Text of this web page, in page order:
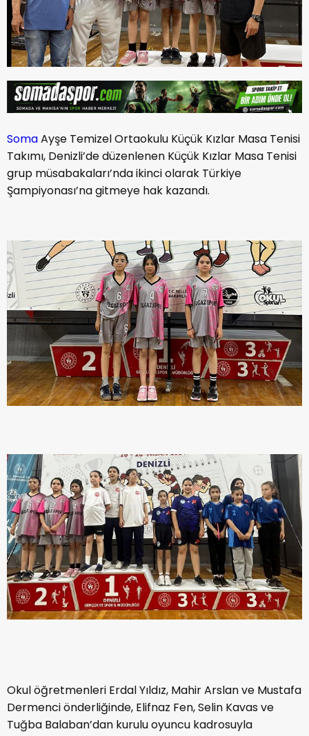
SomaAyşe Temizel Ortaokulu Küçük Kızlar Masa Tenisi
Takımı, Denizli’de düzenlenen Küçük Kızlar Masa Tenisi
grup müsabakaları’nda ikinci olarak Türkiye
Şampiyonası’na gitmeye hak kazandı.
Okul öğretmenleri Erdal Yıldız, Mahir Arslan ve Mustafa
Dermenci önderliğinde, Elifnaz Fen, Selin Kavas ve
Tuğba Balaban’dan kurulu oyuncu kadrosuyla